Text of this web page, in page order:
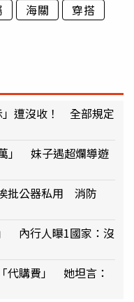
海關
穿搭
」遭沒收！ 全部規定
」 妹子遇超爛導遊
批公器私用 消防
內行人曝1國家：沒
代購費」 她坦言：